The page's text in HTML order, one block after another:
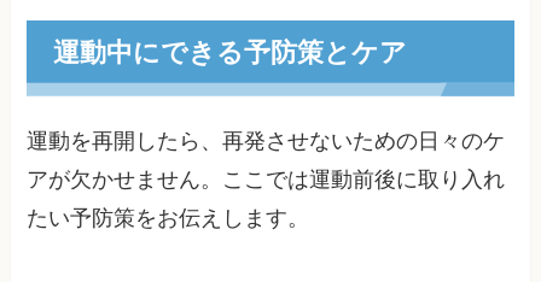
運動中にできる予防策とケア
運動を再開したら、再発させないための日々のケ
アが欠かせません。ここでは運動前後に取り入れ
たい予防策をお伝えします。